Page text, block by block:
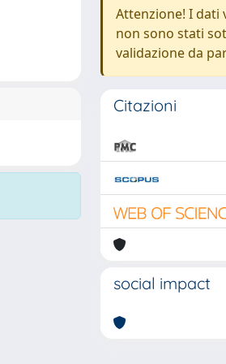
Attenzione! I dati
non sono stati
validazione da
Citazioni
social impact